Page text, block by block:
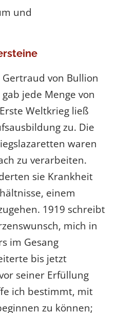
und
von Bullion
jede Menge von
Weltkrieg ließ
zu. Die
waren
zu verarbeiten.
sie Krankheit
einem
1919 schreibt
mich in
im Gesang
bis jetzt
seiner Erfüllung
ich bestimmt, mit
zu können;